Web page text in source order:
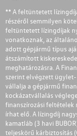
** A feltüntetett
részéről semmilyen
feltüntetett lízingdíjak
vonatkoznak, az
adott gépjármű típus
átszámított
meghatározásra. A
szerint elvégzett
vállalja a gépjármű
kockázatvállalás
finanszírozási
írhat elő. A lízingdíj
kamatláb (3 havi
teljeskörű kárbiztosítás